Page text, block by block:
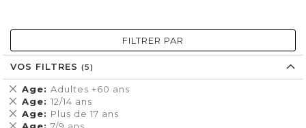
FILTRER PAR
VOS FILTRES
Age Adultes +60 ans
Supprimer
cet
Élément
Age 12/14 ans
Supprimer
cet
Élément
Age Plus de 17 ans
Supprimer
cet
Supprimer